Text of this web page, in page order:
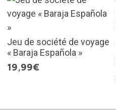
Jeu de société de voyage
« Baraja Española »
19,99€